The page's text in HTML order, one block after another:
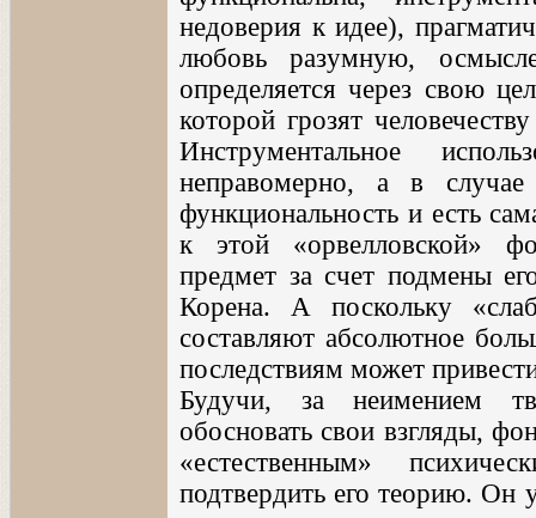
недоверия к идее),
любовь разумную,
определяется через свою
которой грозят
Инструментальное
неправомерно, а в
функциональность и есть
к этой «орвелловской»
предмет за счет подмены
Корена. А поскольку
составляют абсолютное
последствиям может
Будучи, за неимением
обосновать свои взгляды,
«естественным»
подтвердить его теорию. Он